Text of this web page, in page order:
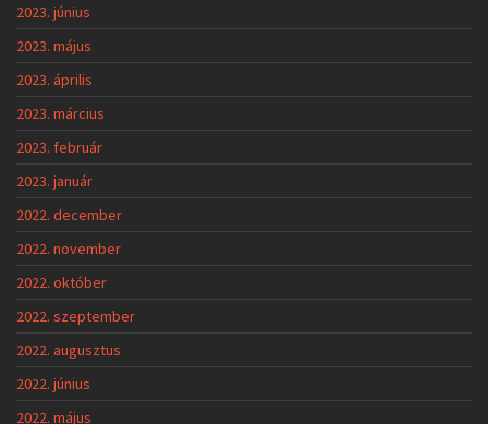
2023. június
2023. május
2023. április
2023. március
2023. február
2023. január
2022. december
2022. november
2022. október
2022. szeptember
2022. augusztus
2022. június
2022. május